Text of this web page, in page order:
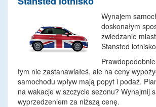
Wynajem
doskonałym
zwiedzanie
Stansted
tym nie zastanawiałeś, ale na ceny
samochodu wpływ mają popyt i podaż.
na wakacje w szczycie sezonu? Wynajmij
wyprzedzeniem za niższą cenę.